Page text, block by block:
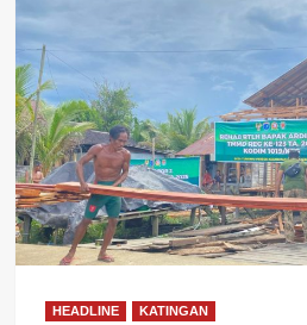
HEADLINE KATINGAN